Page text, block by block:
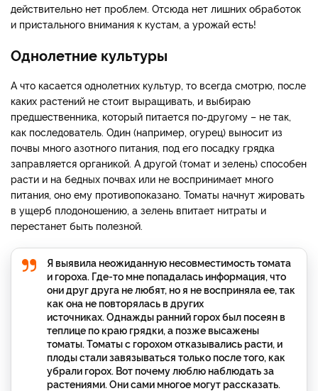
действительно нет проблем. Отсюда нет лишних обработок
и пристального внимания к кустам, а урожай есть!
Однолетние культуры
А что касается однолетних культур, то всегда смотрю, после
каких растений не стоит выращивать, и выбираю
предшественника, который питается по-другому – не так,
как последователь. Один (например, огурец) выносит из
почвы много азотного питания, под его посадку грядка
заправляется органикой. А другой (томат и зелень) способен
расти и на бедных почвах или не воспринимает много
питания, оно ему противопоказано. Томаты начнут жировать
в ущерб плодоношению, а зелень впитает нитраты и
перестанет быть полезной.
Я выявила неожиданную несовместимость томата
и гороха. Где-то мне попадалась информация, что
они друг друга не любят, но я не восприняла ее, так
как она не повторялась в других
источниках. Однажды ранний горох был посеян в
теплице по краю грядки, а позже высажены
томаты. Томаты с горохом отказывались расти, и
плоды стали завязываться только после того, как
убрали горох. Вот почему люблю наблюдать за
растениями. Они сами многое могут рассказать.